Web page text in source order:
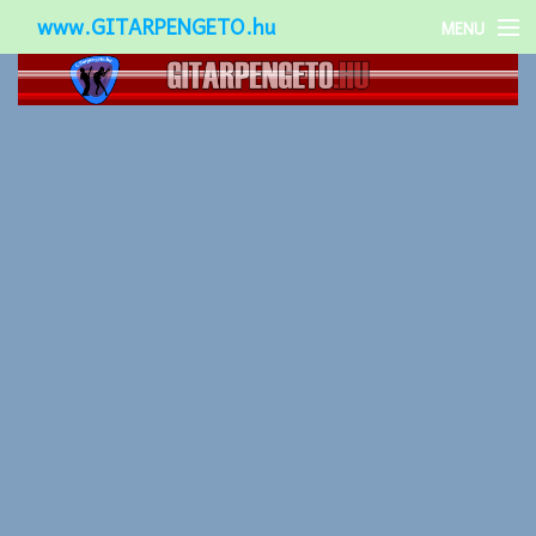
www.GITARPENGETO.hu MENU
Népszerű-